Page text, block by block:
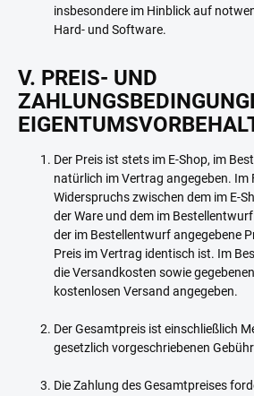
insbesondere im Hinblick auf
Hard- und Software.
V. PREIS- UND
Der Preis ist stets im E-Shop, im
natürlich im Vertrag angegeben. Im
Widerspruchs zwischen dem im E-
der Ware und dem im
der im Bestellentwurf angegebene
Preis im Vertrag identisch ist. Im
die Versandkosten sowie
kostenlosen Versand angegeben.
Der Gesamtpreis ist einschließlich
gesetzlich vorgeschriebenen
Die Zahlung des Gesamtpreises